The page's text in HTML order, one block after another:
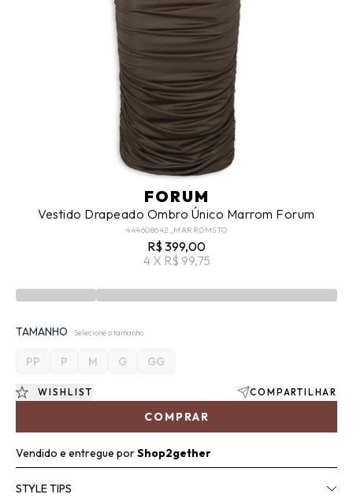
FORUM
Vestido Drapeado Ombro Único Marrom Forum
444608642_MARROMSTO
R$ 399,00
4 X R$ 99,75
TAMANHO Selecione o tamanho
PP P M G GG
COMPRAR
WISHLIST COMPARTILHAR
Vendido e entregue porShop2gether
STYLE TIPS